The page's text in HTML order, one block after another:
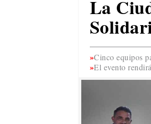
La
Cinco equipos
El evento